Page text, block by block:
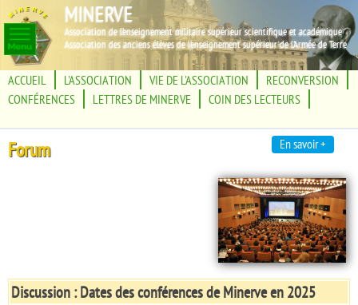
En savoir +
Association de l'enseignement militaire supérieur scientifique et académique
Association des anciens élèves de l'enseignement supérieur de l'Armée de Terre
MINERVE
ACCUEIL L'ASSOCIATION VIE DE L'ASSOCIATION
RECONVERSION
CONFÉRENCES
LETTRES DE MINERVE COIN DES LECTEURS
Forum
Discussion : Dates des conférences de Minerve en 2025